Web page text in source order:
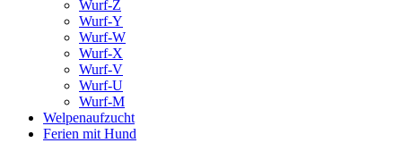
Wurf-Z
Wurf-Y
Wurf-W
Wurf-X
Wurf-V
Wurf-U
Wurf-M
Welpenaufzucht
Ferien mit Hund